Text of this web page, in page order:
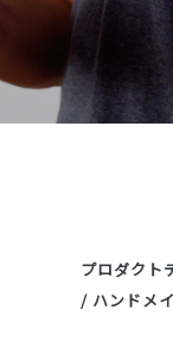
プロダクト
/ ハンドメ